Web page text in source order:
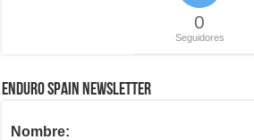
0
Seguidores
ENDURO SPAIN NEWSLETTER
Nombre: